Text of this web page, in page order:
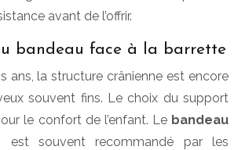
avant de l’offrir.
bandeau face à la barrette
ans, la structure crânienne est encore
souvent fins. Le choix du support
le confort de l’enfant. Le bandeau
est souvent recommandé par les